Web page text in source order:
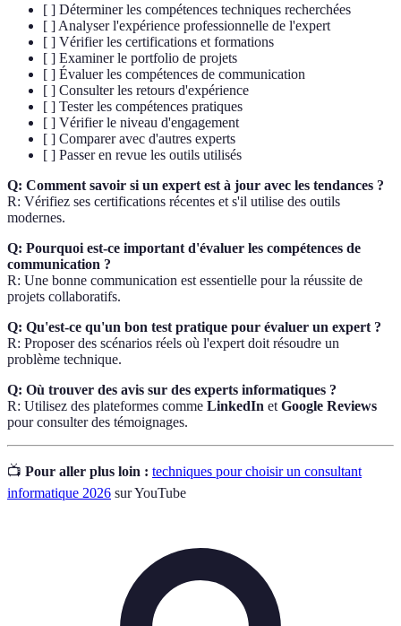
[ ] Déterminer les compétences techniques recherchées
[ ] Analyser l'expérience professionnelle de l'expert
[ ] Vérifier les certifications et formations
[ ] Examiner le portfolio de projets
[ ] Évaluer les compétences de communication
[ ] Consulter les retours d'expérience
[ ] Tester les compétences pratiques
[ ] Vérifier le niveau d'engagement
[ ] Comparer avec d'autres experts
[ ] Passer en revue les outils utilisés
Q: Comment savoir si un expert est à jour avec les tendances ?
R: Vérifiez ses certifications récentes et s'il utilise des outils
modernes.
Q: Pourquoi est-ce important d'évaluer les compétences de
communication ?
R: Une bonne communication est essentielle pour la réussite de
projets collaboratifs.
Q: Qu'est-ce qu'un bon test pratique pour évaluer un expert ?
R: Proposer des scénarios réels où l'expert doit résoudre un
problème technique.
Q: Où trouver des avis sur des experts informatiques ?
R: Utilisez des plateformes comme LinkedIn et Google Reviews
pour consulter des témoignages.
📺 Pour aller plus loin : techniques pour choisir un consultant
informatique 2026 sur YouTube